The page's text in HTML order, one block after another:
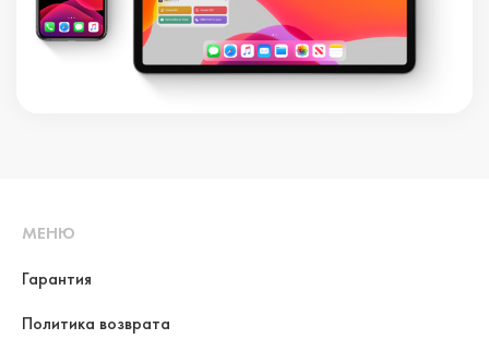
МЕНЮ
Гарантия
Политика возврата